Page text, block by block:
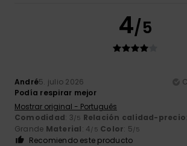
4/5
André5. julio 2026
Podía respirar mejor
Mostrar original - Português
Comodidad: 3/5 Relación calidad-precio
Grande Material: 4/5 Color: 5/5
Recomiendo este producto